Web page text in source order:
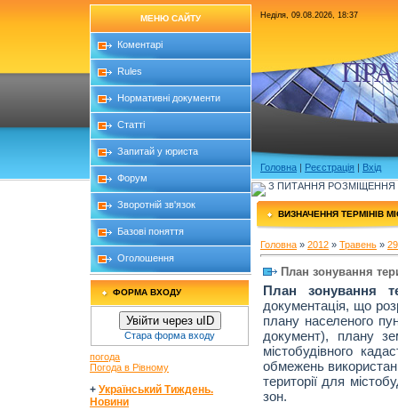
МЕНЮ САЙТУ
Коментарі
Rules
Нормативні документи
Статті
Запитай у юриста
Форум
Зворотній зв'язок
Базові поняття
Оголошення
ФОРМА ВХОДУ
Увійти через uID
Стара форма входу
погода
Погода в Рівному
+ Український Тиждень.
Новини
Неділя, 09.08.2026, 18:37
Головна | Реєстрація | Вхід
З ПИТАННЯ РОЗМІЩЕННЯ
ВИЗНАЧЕННЯ ТЕРМІНІВ
Головна » 2012 » Травень » 29
План зонування
План зонування
документація, що
плану населеного
документ), плану
містобудівного
обмежень
території для
зон.